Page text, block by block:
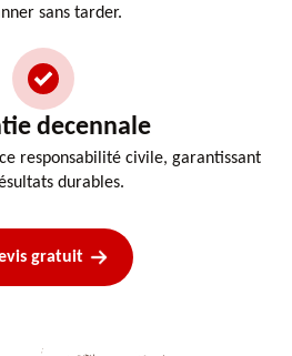
sans tarder.
decennale
responsabilité civile, garantissant
durables.
gratuit